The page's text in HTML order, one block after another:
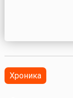
Хроника